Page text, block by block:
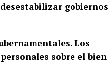
gobiernos
Los
sobre el bien